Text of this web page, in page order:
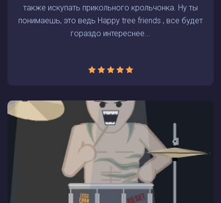
также искупать прикольного крольчонка. Ну ты
понимаешь, это ведь Happy tree friends , все будет
гораздо интереснее...